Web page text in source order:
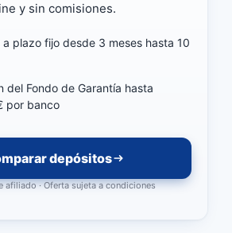
y sin comisiones.
a plazo fijo desde 3 meses hasta 10
del Fondo de Garantía hasta
por banco
depósitos
afiliado · Oferta sujeta a condiciones